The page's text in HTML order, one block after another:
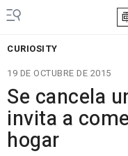
CURIOSITY
19 DE OCTUBRE DE 2015
Se cancela
invita a
hogar